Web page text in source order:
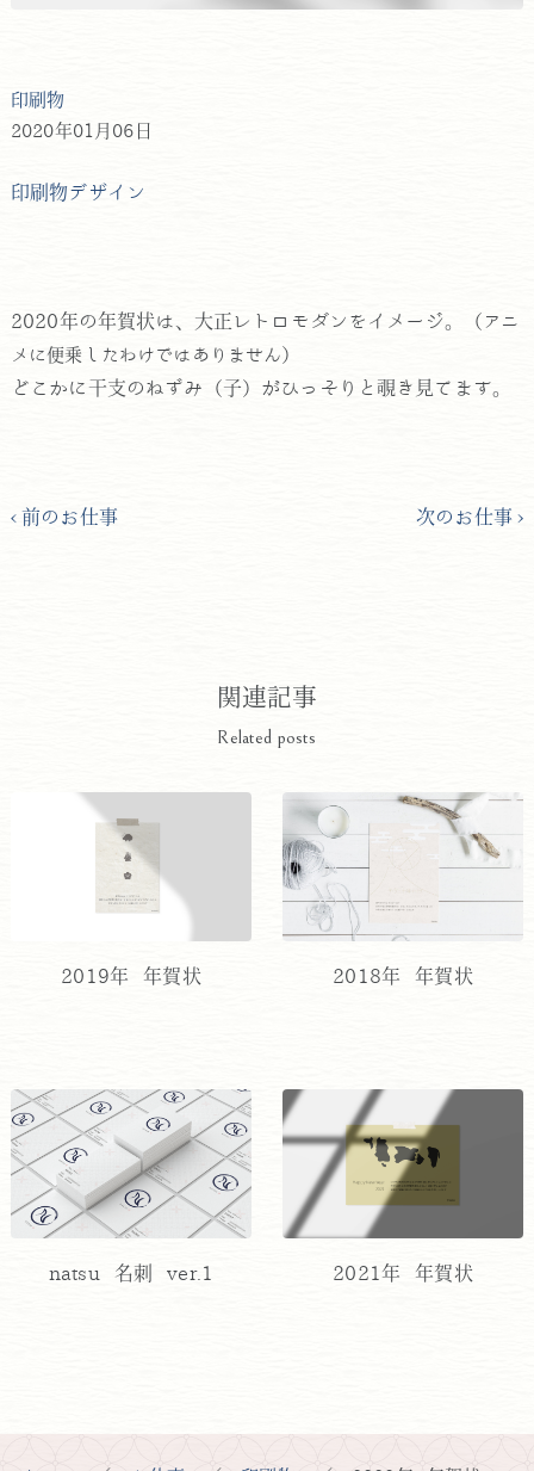
印刷物
2020年01月06日
印刷物デザイン
2020年の年賀状は、大正レトロモダンをイメージ。（ アニ
メに便乗したわけではありません）
どこかに干支のねずみ（子）がひっそりと覗き見てます。
前のお仕事 次のお仕事
関連記事
Related posts
2019年 年賀状 2018年 年賀状
natsu 名刺 ver.1 2021年 年賀状